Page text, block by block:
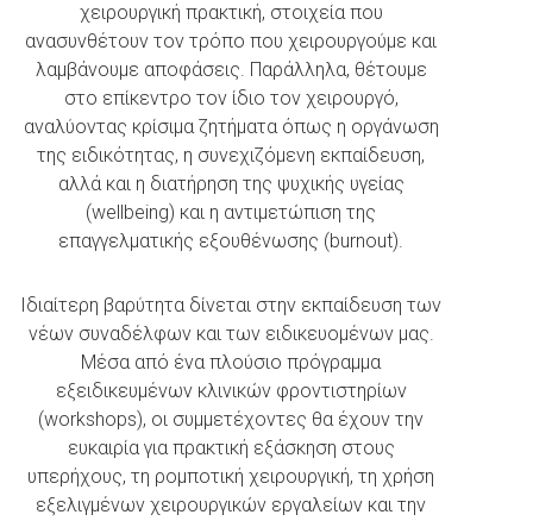
χειρουργική πρακτική, στοιχεία που
ανασυνθέτουν τον τρόπο που χειρουργούμε και
λαμβάνουμε αποφάσεις. Παράλληλα, θέτουμε
στο επίκεντρο τον ίδιο τον χειρουργό,
αναλύοντας κρίσιμα ζητήματα όπως η οργάνωση
της ειδικότητας, η συνεχιζόμενη εκπαίδευση,
αλλά και η διατήρηση της ψυχικής υγείας
(wellbeing) και η αντιμετώπιση της
επαγγελματικής εξουθένωσης (burnout).
Ιδιαίτερη βαρύτητα δίνεται στην εκπαίδευση των
νέων συναδέλφων και των ειδικευομένων μας.
Μέσα από ένα πλούσιο πρόγραμμα
εξειδικευμένων κλινικών φροντιστηρίων
(workshops), οι συμμετέχοντες θα έχουν την
ευκαιρία για πρακτική εξάσκηση στους
υπερήχους, τη ρομποτική χειρουργική, τη χρήση
εξελιγμένων χειρουργικών εργαλείων και την